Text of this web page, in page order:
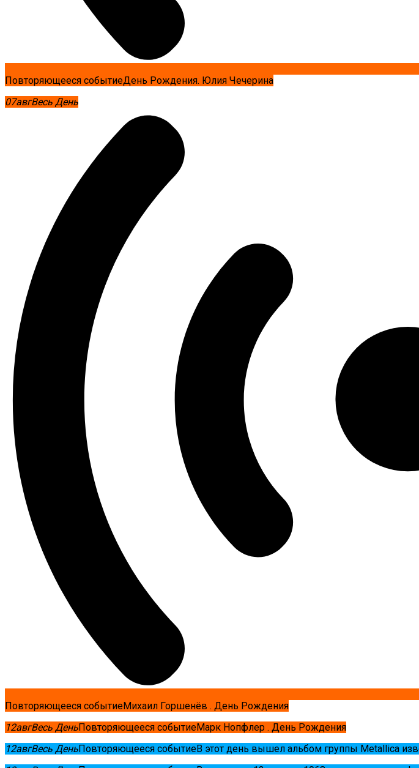
Повторяющееся событиеДень Рождения. Юлия Чечерина
07авгВесь День
Повторяющееся событиеМихаил Горшенёв . День Рождения
12авгВесь ДеньПовторяющееся событиеМарк Нопфлер . День Рождения
12авгВесь ДеньПовторяющееся событиеВ этот день вышел альбом группы Metallica